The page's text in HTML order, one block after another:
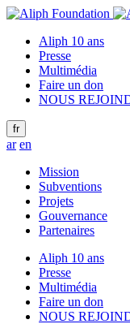
Aliph 10 ans
Presse
Multimédia
Faire un don
NOUS
fr
ar en
Mission
Subventions
Projets
Gouvernance
Partenaires
Aliph 10 ans
Presse
Multimédia
Faire un don
NOUS